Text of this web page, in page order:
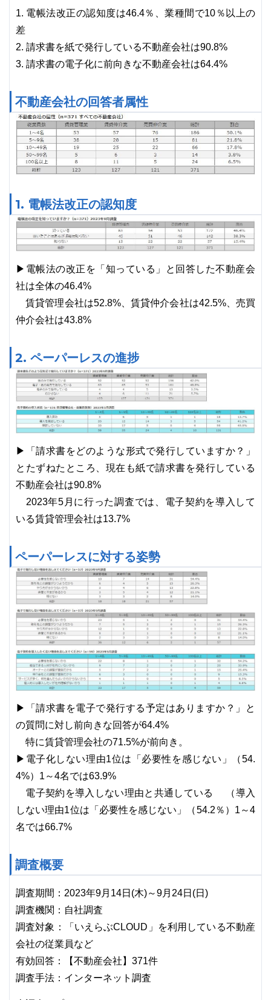
1. 電帳法改正の認知度は46.4％、業種間で10％以上の
差
2. 請求書を紙で発行している不動産会社は90.8%
3. 請求書の電子化に前向きな不動産会社は64.4%
不動産会社の回答者属性
1. 電帳法改正の認知度
▶電帳法の改正を「知っている」と回答した不動産会
社は全体の46.4%
賃貸管理会社は52.8%、賃貸仲介会社は42.5%、売買
仲介会社は43.8%
2. ペーパーレスの進捗
▶「請求書をどのような形式で発行していますか？」
とたずねたところ、現在も紙で請求書を発行している
不動産会社は90.8%
2023年5月に行った調査では、電子契約を導入して
いる賃貸管理会社は13.7%
ペーパーレスに対する姿勢
▶「請求書を電子で発行する予定はありますか？」と
の質問に対し前向きな回答が64.4%
特に賃貸管理会社の71.5%が前向き。
▶電子化しない理由1位は「必要性を感じない」（54.
4%）1～4名では63.9%
電子契約を導入しない理由と共通している （導入
しない理由1位は「必要性を感じない」（54.2％）1～4
名では66.7%
調査概要
調査期間：2023年9月14日(木)～9月24日(日)
調査機関：自社調査
調査対象：「いえらぶCLOUD」を利用している不動産
会社の従業員など
有効回答：【不動産会社】371件
調査手法：インターネット調査